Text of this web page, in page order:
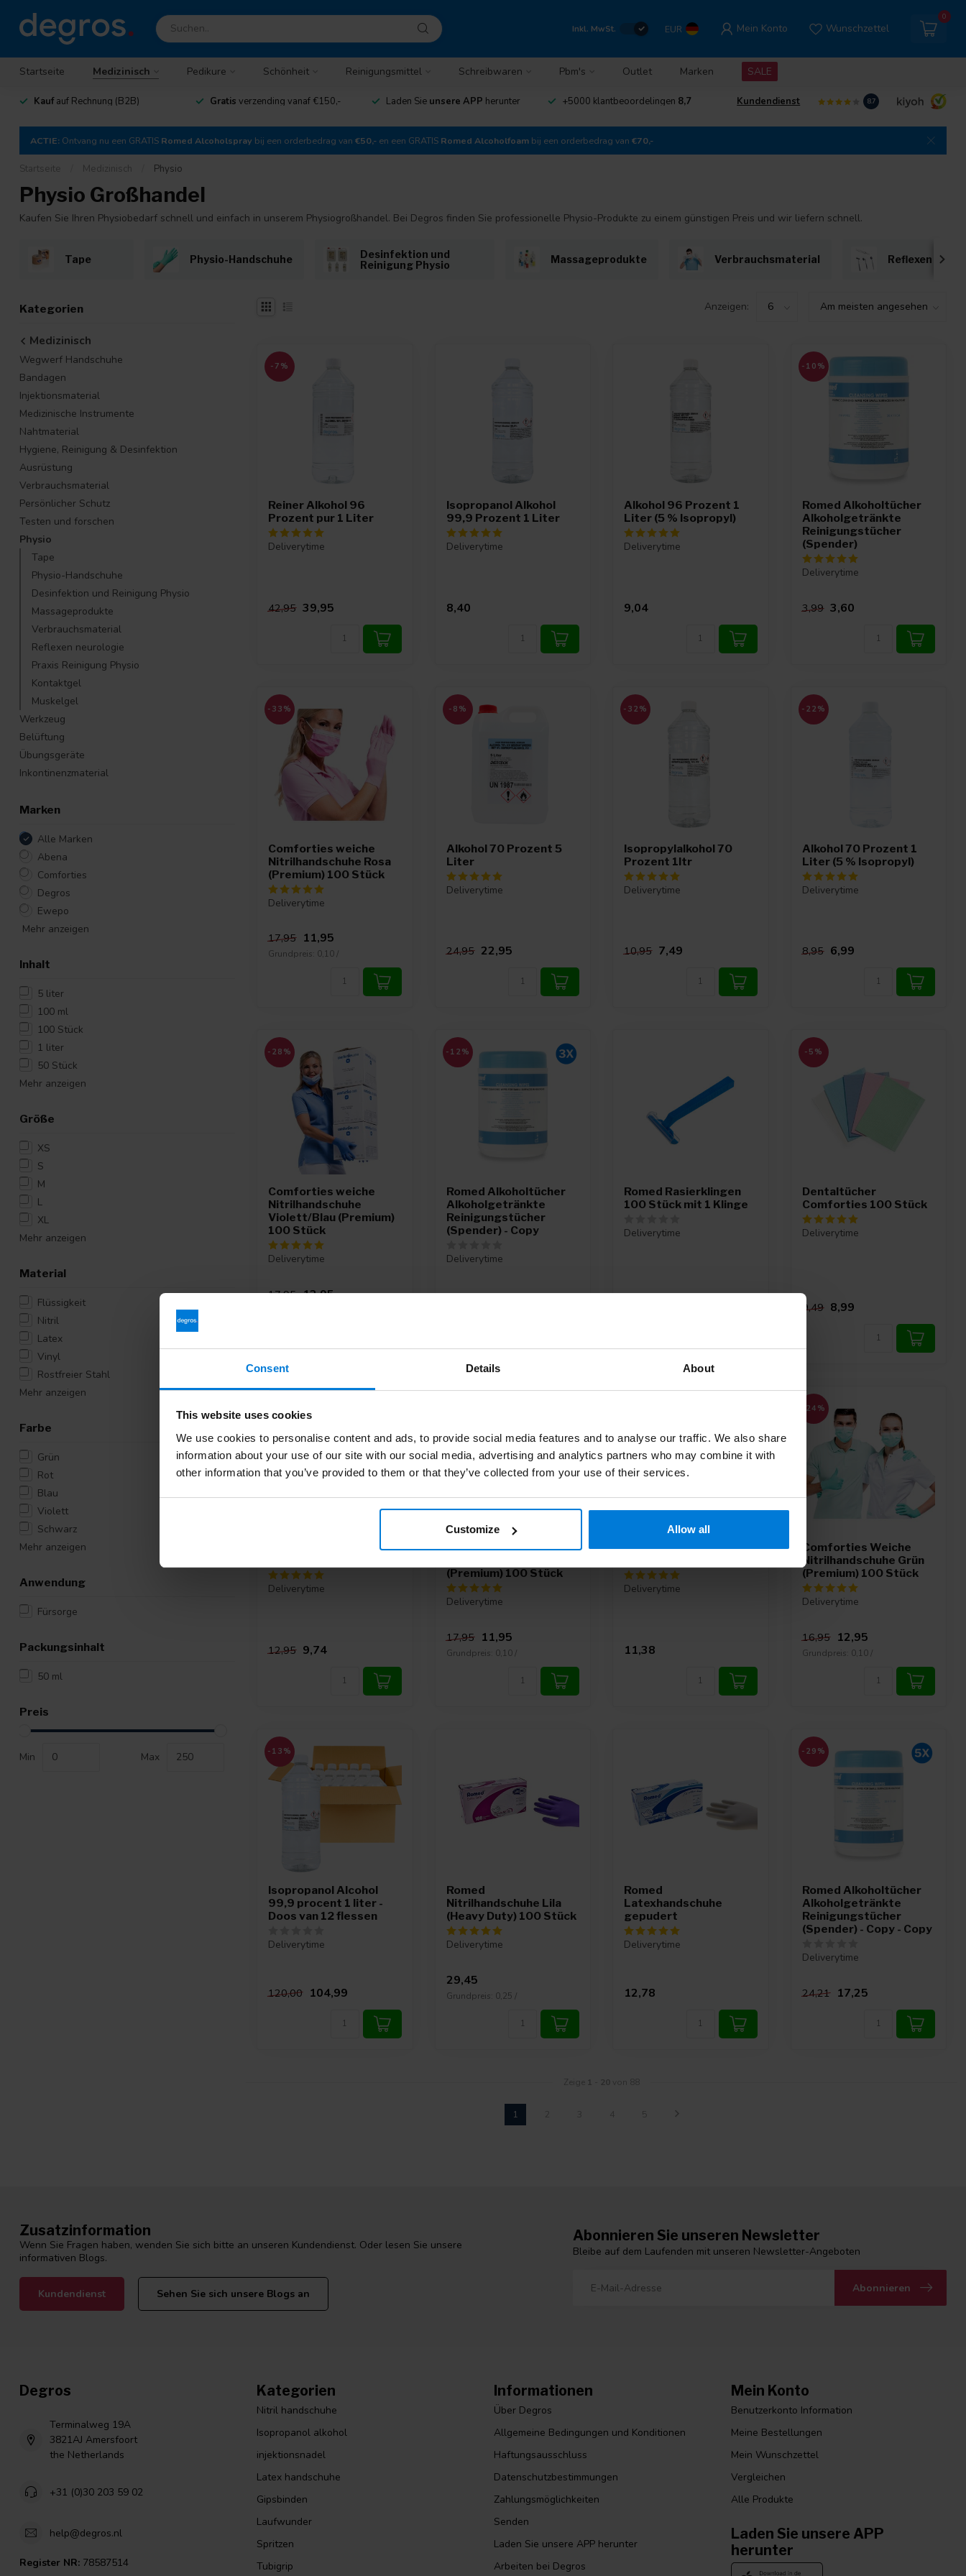
Consent Details About
This website uses cookies
We use cookies to personalise content and ads, to provide social media features and to analyse our traffic. We also share
information about your use of our site with our social media, advertising and analytics partners who may combine it with
other information that you’ve provided to them or that they’ve collected from your use of their services.
Customize Allow all
Inkl. MwSt. EUR Mein Konto Wunschzettel
0
Startseite Medizinisch Pedikure Schönheit Reinigungsmittel Schreibwaren Pbm's Outlet Marken SALE
Kaufauf Rechnung (B2B) Gratis verzending vanaf €150,- Laden Sie unsere APP herunter +5000 klantbeoordelingen 8,7 Kundendienst 8.7
ACTIE: Ontvang nu een GRATIS Romed Alcoholspray bij een orderbedrag van €50,- en een GRATIS Romed Alcoholfoam bij een orderbedrag van €70,-
Startseite Medizinisch Physio
Physio Großhandel
Kaufen Sie Ihren Physiobedarf schnell und einfach in unserem Physiogroßhandel. Bei Degros finden Sie professionelle Physio-Produkte zu einem günstigen Preis und wir liefern schnell.
Tape Physio-Handschuhe
Desinfektion und
Reinigung Physio
Massageprodukte Verbrauchsmaterial Reflexen
Kategorien
Medizinisch
Wegwerf Handschuhe
Bandagen
Injektionsmaterial
Medizinische Instrumente
Nahtmaterial
Hygiene, Reinigung & Desinfektion
Ausrüstung
Verbrauchsmaterial
Persönlicher Schutz
Testen und forschen
Physio
Tape
Physio-Handschuhe
Desinfektion und Reinigung Physio
Massageprodukte
Verbrauchsmaterial
Reflexen neurologie
Praxis Reinigung Physio
Kontaktgel
Muskelgel
Werkzeug
Belüftung
Übungsgeräte
Inkontinenzmaterial
Marken
Alle Marken
Abena
Comforties
Degros
Ewepo
Mehr anzeigen
Inhalt
5 liter
100 ml
100 Stück
1 liter
50 Stück
Mehr anzeigen
Größe
XS
S
M
L
XL
Mehr anzeigen
Material
Flüssigkeit
Nitril
Latex
Vinyl
Rostfreier Stahl
Mehr anzeigen
Farbe
Grün
Rot
Blau
Violett
Schwarz
Mehr anzeigen
Anwendung
Fürsorge
Packungsinhalt
50 ml
Preis
Min Max
Anzeigen:
-7%
Reiner Alkohol 96
Prozent pur 1 Liter
Deliverytime
42,95 39,95
Isopropanol Alkohol
99,9 Prozent 1 Liter
Deliverytime
8,40
Alkohol 96 Prozent 1
Liter (5 % Isopropyl)
Deliverytime
9,04
-10%
Romed Alkoholtücher
Alkoholgetränkte
Reinigungstücher
(Spender)
Deliverytime
3,99 3,60
-33%
Comforties weiche
Nitrilhandschuhe Rosa
(Premium) 100 Stück
Deliverytime
17,95 11,95
Grundpreis: 0,10 /
-8%
Alkohol 70 Prozent 5
Liter
Deliverytime
24,95 22,95
-32%
Isopropylalkohol 70
Prozent 1ltr
Deliverytime
10,95 7,49
-22%
Alkohol 70 Prozent 1
Liter (5 % Isopropyl)
Deliverytime
8,95 6,99
-28%
Comforties weiche
Nitrilhandschuhe
Violett/Blau (Premium)
100 Stück
Deliverytime
17,95 12,95
-12%
Romed Alkoholtücher
Alkoholgetränkte
Reinigungstücher
(Spender) - Copy
Deliverytime
Romed Rasierklingen
100 Stück mit 1 Klinge
Deliverytime
-5%
Dentaltücher
Comforties 100 Stück
Deliverytime
9,49 8,99
Deliverytime
12,95 9,74
Comforties weiche
(Premium) 100 Stück
Deliverytime
17,95 11,95
Grundpreis: 0,10 /
Destilliertes Wasser
Deliverytime
11,38
-24%
Comforties Weiche
Nitrilhandschuhe Grün
(Premium) 100 Stück
Deliverytime
16,95 12,95
Grundpreis: 0,10 /
-13%
Isopropanol Alcohol
99,9 procent 1 liter -
Doos van 12 flessen
Deliverytime
120,00 104,99
Romed
Nitrilhandschuhe Lila
(Heavy Duty) 100 Stück
Deliverytime
29,45
Grundpreis: 0,25 /
Romed
Latexhandschuhe
gepudert
Deliverytime
12,78
-29%
Romed Alkoholtücher
Alkoholgetränkte
Reinigungstücher
(Spender) - Copy - Copy
Deliverytime
24,21 17,25
Zeige 1 20 von 88
1 2
Zusatzinformation
Wenn Sie Fragen haben, wenden Sie sich bitte an unseren Kundendienst. Oder lesen Sie unsere
informativen Blogs.
Kundendienst Sehen Sie sich unsere Blogs an
Abonnieren Sie unseren Newsletter
Bleibe auf dem Laufenden mit unseren Newsletter-Angeboten
Abonnieren
Degros
Terminalweg 19A
3821AJ Amersfoort
the Netherlands
+31 (0)30 203 59 02
help@degros.nl
Register NR: 78587514
Kategorien
Nitril handschuhe
Isopropanol alkohol
injektionsnadel
Latex handschuhe
Gipsbinden
Laufwunder
Spritzen
Tubigrip
Informationen
Über Degros
Allgemeine Bedingungen und Konditionen
Haftungsausschluss
Datenschutzbestimmungen
Zahlungsmöglichkeiten
Senden
Laden Sie unsere APP herunter
Arbeiten bei Degros
Mein Konto
Benutzerkonto Information
Meine Bestellungen
Mein Wunschzettel
Vergleichen
Alle Produkte
Laden Sie unsere APP
herunter